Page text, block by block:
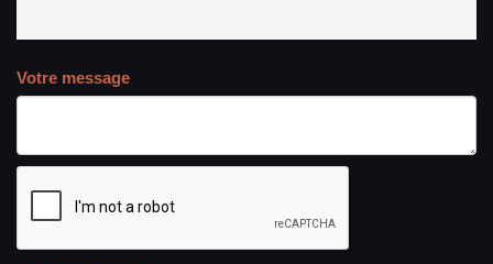
Votre message